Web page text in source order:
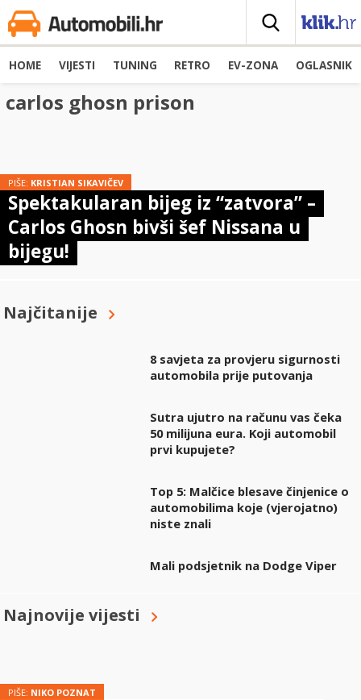
HOME VIJESTI TUNING RETRO EV-ZONA OGLASNIK
carlos ghosn prison
PIŠE: KRISTIAN SIKAVIČEV
Spektakularan bijeg iz “zatvora” –
Carlos Ghosn bivši šef Nissana u
bijegu!
Najčitanije
8 savjeta za provjeru sigurnosti
automobila prije putovanja
Sutra ujutro na računu vas čeka
50 milijuna eura. Koji automobil
prvi kupujete?
Top 5: Malčice blesave činjenice o
automobilima koje (vjerojatno)
niste znali
Mali podsjetnik na Dodge Viper
Najnovije vijesti
PIŠE: NIKO POZNAT